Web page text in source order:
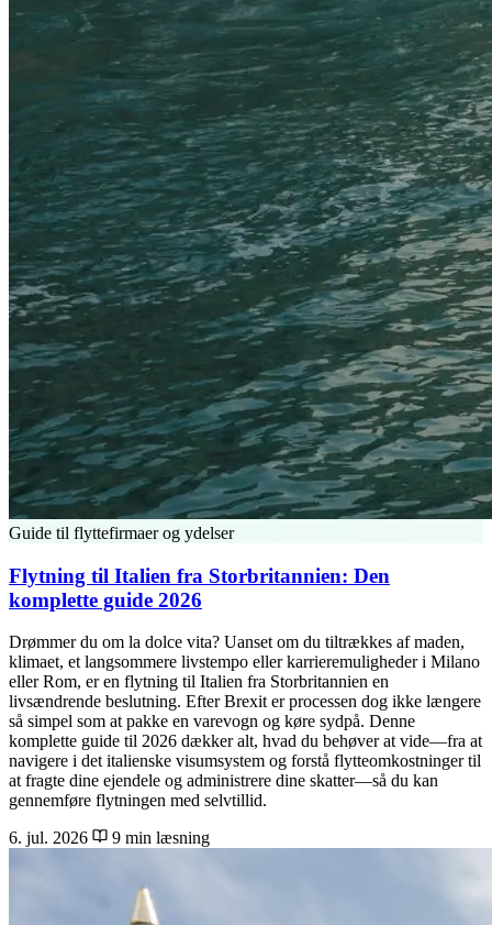
Guide til flyttefirmaer og ydelser
Flytning til Italien fra Storbritannien: Den
komplette guide 2026
Drømmer du om la dolce vita? Uanset om du tiltrækkes af maden,
klimaet, et langsommere livstempo eller karrieremuligheder i Milano
eller Rom, er en flytning til Italien fra Storbritannien en
livsændrende beslutning. Efter Brexit er processen dog ikke længere
så simpel som at pakke en varevogn og køre sydpå. Denne
komplette guide til 2026 dækker alt, hvad du behøver at vide—fra at
navigere i det italienske visumsystem og forstå flytteomkostninger til
at fragte dine ejendele og administrere dine skatter—så du kan
gennemføre flytningen med selvtillid.
6. jul. 2026
9 min læsning